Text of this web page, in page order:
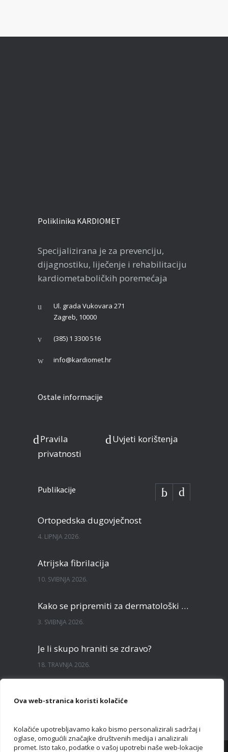
Ova web-stranica koristi kolačiće
Kolačiće upotrebljavamo kako bismo personalizirali sadržaj i
oglase, omogućili značajke društvenih medija i analizirali
promet. Isto tako, podatke o vašoj upotrebi naše web-lokacije
Poliklinika KARDIOMET
Specijalizirana je za prevenciju,
dijagnostiku, liječenje i rehabilitaciju
kardiometaboličkih poremećaja
Ul. grada Vukovara 271
Zagreb, 10000
(385) 1 3300 516
info@kardiomet.hr
Ostale informacije
Pravila
privatnosti
Uvjeti korištenja
Publikacije
Ortopedska dugovječnost
4. LIPNJA 2026.
Atrijska fibrilacija
10. SVIBNJA 2026.
Kako se pripremiti za dermatološki pregled?
3. SVIBNJA 2026.
Je li skupo hraniti se zdravo?
18. TRAVNJA 2026.